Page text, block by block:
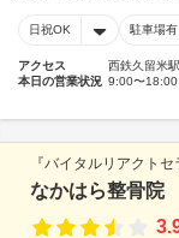
日祝OK 駐車場有
アクセス
西鉄久留米
本日の営業状況 9:00〜18:00
『バイタルリアクト
なかはら整骨院